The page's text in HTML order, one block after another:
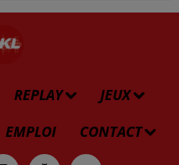
REPLAY
JEUX
EMPLOI CONTACT